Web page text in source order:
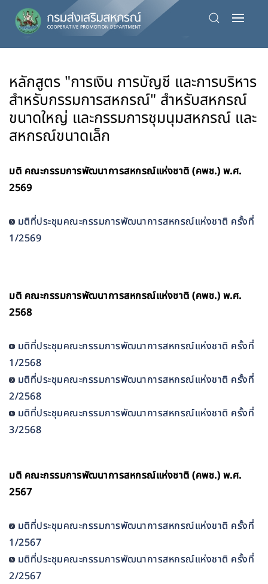
Skip
to
content
หลักสูตร "การเงิน การบัญชี และการบริหาร
สำหรับกรรมการสหกรณ์" สำหรับสหกรณ์
ขนาดใหญ่ และกรรมการชุมนุมสหกรณ์ และ
สหกรณ์ขนาดเล็ก
มติ คณะกรรมการพัฒนาการสหกรณ์แห่งชาติ (คพช.) พ.ศ.
2569
มติที่ประชุมคณะกรรมการพัฒนาการสหกรณ์แห่งชาติ ครั้งที่
1/2569
มติ คณะกรรมการพัฒนาการสหกรณ์แห่งชาติ (คพช.) พ.ศ.
2568
มติที่ประชุมคณะกรรมการพัฒนาการสหกรณ์แห่งชาติ ครั้งที่
1/2568
มติที่ประชุมคณะกรรมการพัฒนาการสหกรณ์แห่งชาติ ครั้งที่
2/2568
มติที่ประชุมคณะกรรมการพัฒนาการสหกรณ์แห่งชาติ ครั้งที่
3/2568
มติ คณะกรรมการพัฒนาการสหกรณ์แห่งชาติ (คพช.) พ.ศ.
2567
มติที่ประชุมคณะกรรมการพัฒนาการสหกรณ์แห่งชาติ ครั้งที่
1/2567
มติที่ประชุมคณะกรรมการพัฒนาการสหกรณ์แห่งชาติ ครั้งที่
2/2567